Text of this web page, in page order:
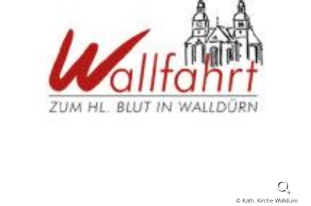
© Kath. Kirche Walldürn